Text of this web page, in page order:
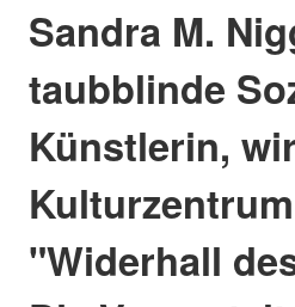
Sandra M.
taubblinde
Künstlerin,
"Widerhall